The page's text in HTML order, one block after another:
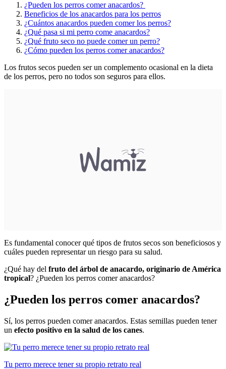
¿Pueden los perros comer anacardos?
Beneficios de los anacardos para los perros
¿Cuántos anacardos pueden comer los perros?
¿Qué pasa si mi perro come anacardos?
¿Qué fruto seco no puede comer un perro?
¿Cómo pueden los perros comer anacardos?
Los frutos secos pueden ser un complemento ocasional en la dieta
de los perros, pero no todos son seguros para ellos.
Es fundamental conocer qué tipos de frutos secos son beneficiosos y
cuáles pueden representar un riesgo para su salud.
¿Qué hay del fruto del árbol de anacardo, originario de América
tropical? ¿Pueden los perros comer anacardos?
¿Pueden los perros comer anacardos?
Sí, los perros pueden comer anacardos. Estas semillas pueden tener
un efecto positivo en la salud de los canes.
Tu perro merece tener su propio retrato real